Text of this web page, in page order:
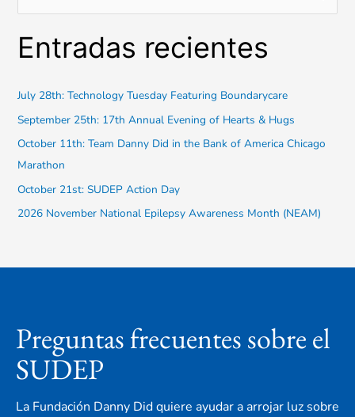
u
s
c
:
Entradas recientes
July 28th: Technology Tuesday Featuring Boundarycare
September 25th: 17th Annual Evening of Hearts & Hugs
October 11th: Team Danny Did in the Bank of America Chicago
Marathon
October 21st: SUDEP Action Day
2026 November National Epilepsy Awareness Month (NEAM)
Preguntas frecuentes sobre el
SUDEP
La Fundación Danny Did quiere ayudar a arrojar luz sobre